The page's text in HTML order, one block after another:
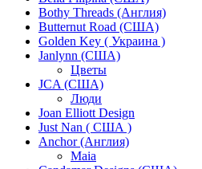
Bothy Threads (Англия)
Butternut Road (США)
Golden Key ( Украина )
Janlynn (США)
Цветы
JCA (США)
Люди
Joan Elliott Design
Just Nan ( США )
Anchor (Англия)
Maia